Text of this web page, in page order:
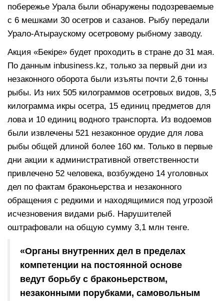
побережье Урала были обнаружены подозреваемые
с 6 мешками 30 осетров и сазанов. Рыбу передали
Урало-Атыраускому осетровому рыбному заводу.
Акция «Бекiре» будет проходить в стране до 31 мая.
По данным inbusiness.kz, только за первый дни из
незаконного оборота были изъяты почти 2,6 тонны
рыбы. Из них 505 килограммов осетровых видов, 3,5
килограмма икры осетра, 15 единиц предметов для
лова и 10 единиц водного транспорта. Из водоемов
были извлечены 521 незаконное орудие для лова
рыбы общей длиной более 160 км. Только в первые
дни акции к административной ответственности
привлечено 52 человека, возбуждено 14 уголовных
дел по фактам браконьерства и незаконного
обращения с редкими и находящимися под угрозой
исчезновения видами рыб. Нарушителей
оштрафовали на общую сумму 3,1 млн тенге.
«Органы внутренних дел в пределах
компетенции на постоянной основе
ведут борьбу с браконьерством,
незаконными порубками, самовольным